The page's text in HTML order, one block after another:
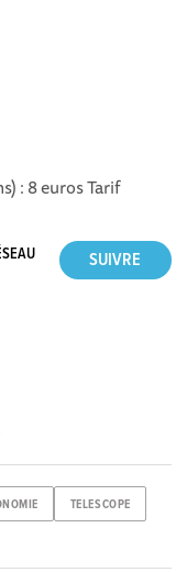
: 8 euros Tarif
TELESCOPE